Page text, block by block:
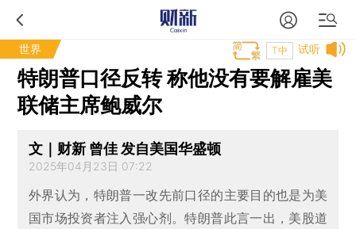
世界 试听
T中
特朗普口径反转 称他没有要解雇美
联储主席鲍威尔
文｜财新 曾佳 发自美国华盛顿
2025年04月23日 07:22
外界认为，特朗普一改先前口径的主要目的也是为美
国市场投资者注入强心剂。特朗普此言一出，美股道